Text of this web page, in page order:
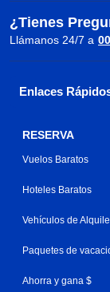
¿Tienes
Llámanos 24/7 a
Enlaces
RESERVA
Vuelos Baratos
Hoteles Baratos
Vehículos de
Paquetes de
Ahorra y gana $